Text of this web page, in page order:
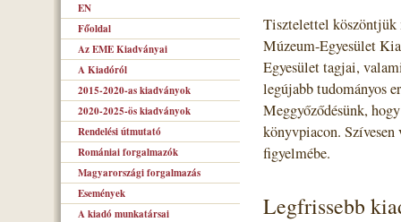
EN
Főoldal
Az EME Kiadványai
A Kiadóról
2015-2020-as kiadványok
2020-2025-ös kiadványok
Rendelési útmutató
Romániai forgalmazók
Magyarországi forgalmazás
Események
A kiadó munkatársai
Tisztelettel köszöntjük
Múzeum-Egyesület
Egyesület tagjai,
legújabb tudományos
Meggyőződésünk,
könyvpiacon.
figyelmébe.
Legfrissebb